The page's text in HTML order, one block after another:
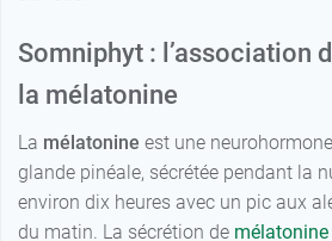
Somniphyt : l’association
la mélatonine
La mélatonine est une
glande pinéale, sécrétée pendant la
environ dix heures avec un pic aux
du matin. La sécrétion de mélatonine